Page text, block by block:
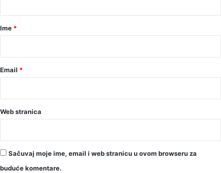
rIme *
Email *
Web stranica
Sačuvaj moje ime, email i web stranicu u ovom browseru za
buduće komentare.